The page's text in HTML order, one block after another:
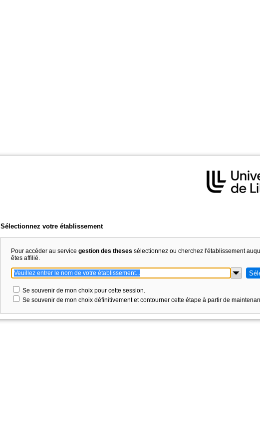
Sélectionnez votre établissement
Pour accéder au service gestion des theses sélectionnez ou cherchez l'établissement
êtes affilié.
Se souvenir de mon choix pour cette session.
Se souvenir de mon choix définitivement et contourner cette étape à partir de